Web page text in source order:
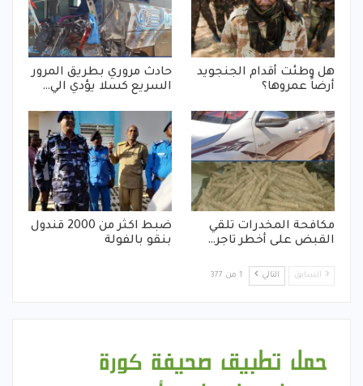
هل وطئت أقدام الجنجويد
أرضاً عمروها؟
حادث مروري بطريق المرور
السريع كسلا يؤدي الي…
مكافحة المخدرات تلقي
القبض على أخطر تاجر…
ضبط اكثر من 2000 قندول
بنقو بالفولة
السابق التالي 1 من 377